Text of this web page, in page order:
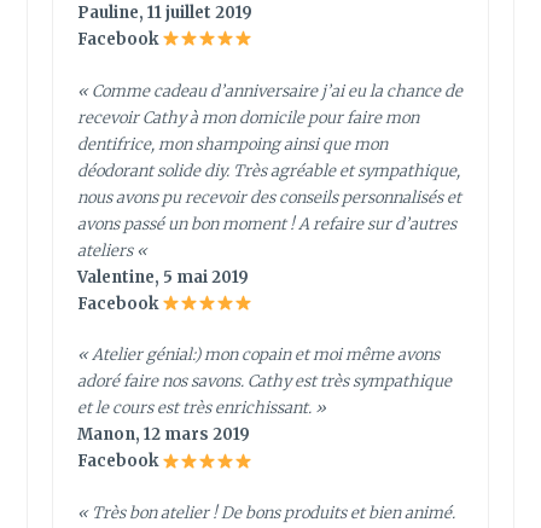
Pauline, 11 juillet 2019
Facebook
« Comme cadeau d’anniversaire j’ai eu la chance de
recevoir Cathy à mon domicile pour faire mon
dentifrice, mon shampoing ainsi que mon
déodorant solide diy. Très agréable et sympathique,
nous avons pu recevoir des conseils personnalisés et
avons passé un bon moment ! A refaire sur d’autres
ateliers«
Valentine, 5 mai 2019
Facebook
« Atelier génial:) mon copain et moi même avons
adoré faire nos savons. Cathy est très sympathique
et le cours est très enrichissant. »
Manon, 12 mars 2019
Facebook
« Très bon atelier ! De bons produits et bien animé.